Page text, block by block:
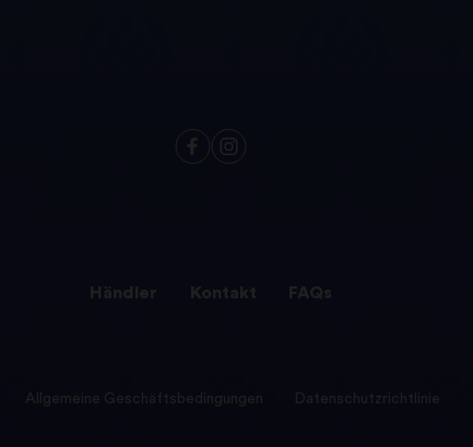
Händler Kontakt FAQs
Allgemeine Geschäftsbedingungen Datenschutzrichtlinie